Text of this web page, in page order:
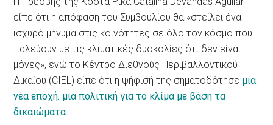
είπε ότι η απόφαση του Συμβουλίου θα «στείλει ένα
ισχυρό μήνυμα στις κοινότητες σε όλο τον κόσμο που
παλεύουν με τις κλιματικές δυσκολίες ότι δεν είναι
μόνες», ενώ το Κέντρο Διεθνούς Περιβαλλοντικού
Δικαίου (CIEL) είπε ότι η ψήφισή της σηματοδότησε μια
νέα εποχή. μια πολιτική για το κλίμα με βάση τα
δικαιώματα